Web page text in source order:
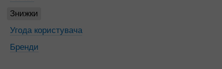
Знижки
Угода користувача
Бренди